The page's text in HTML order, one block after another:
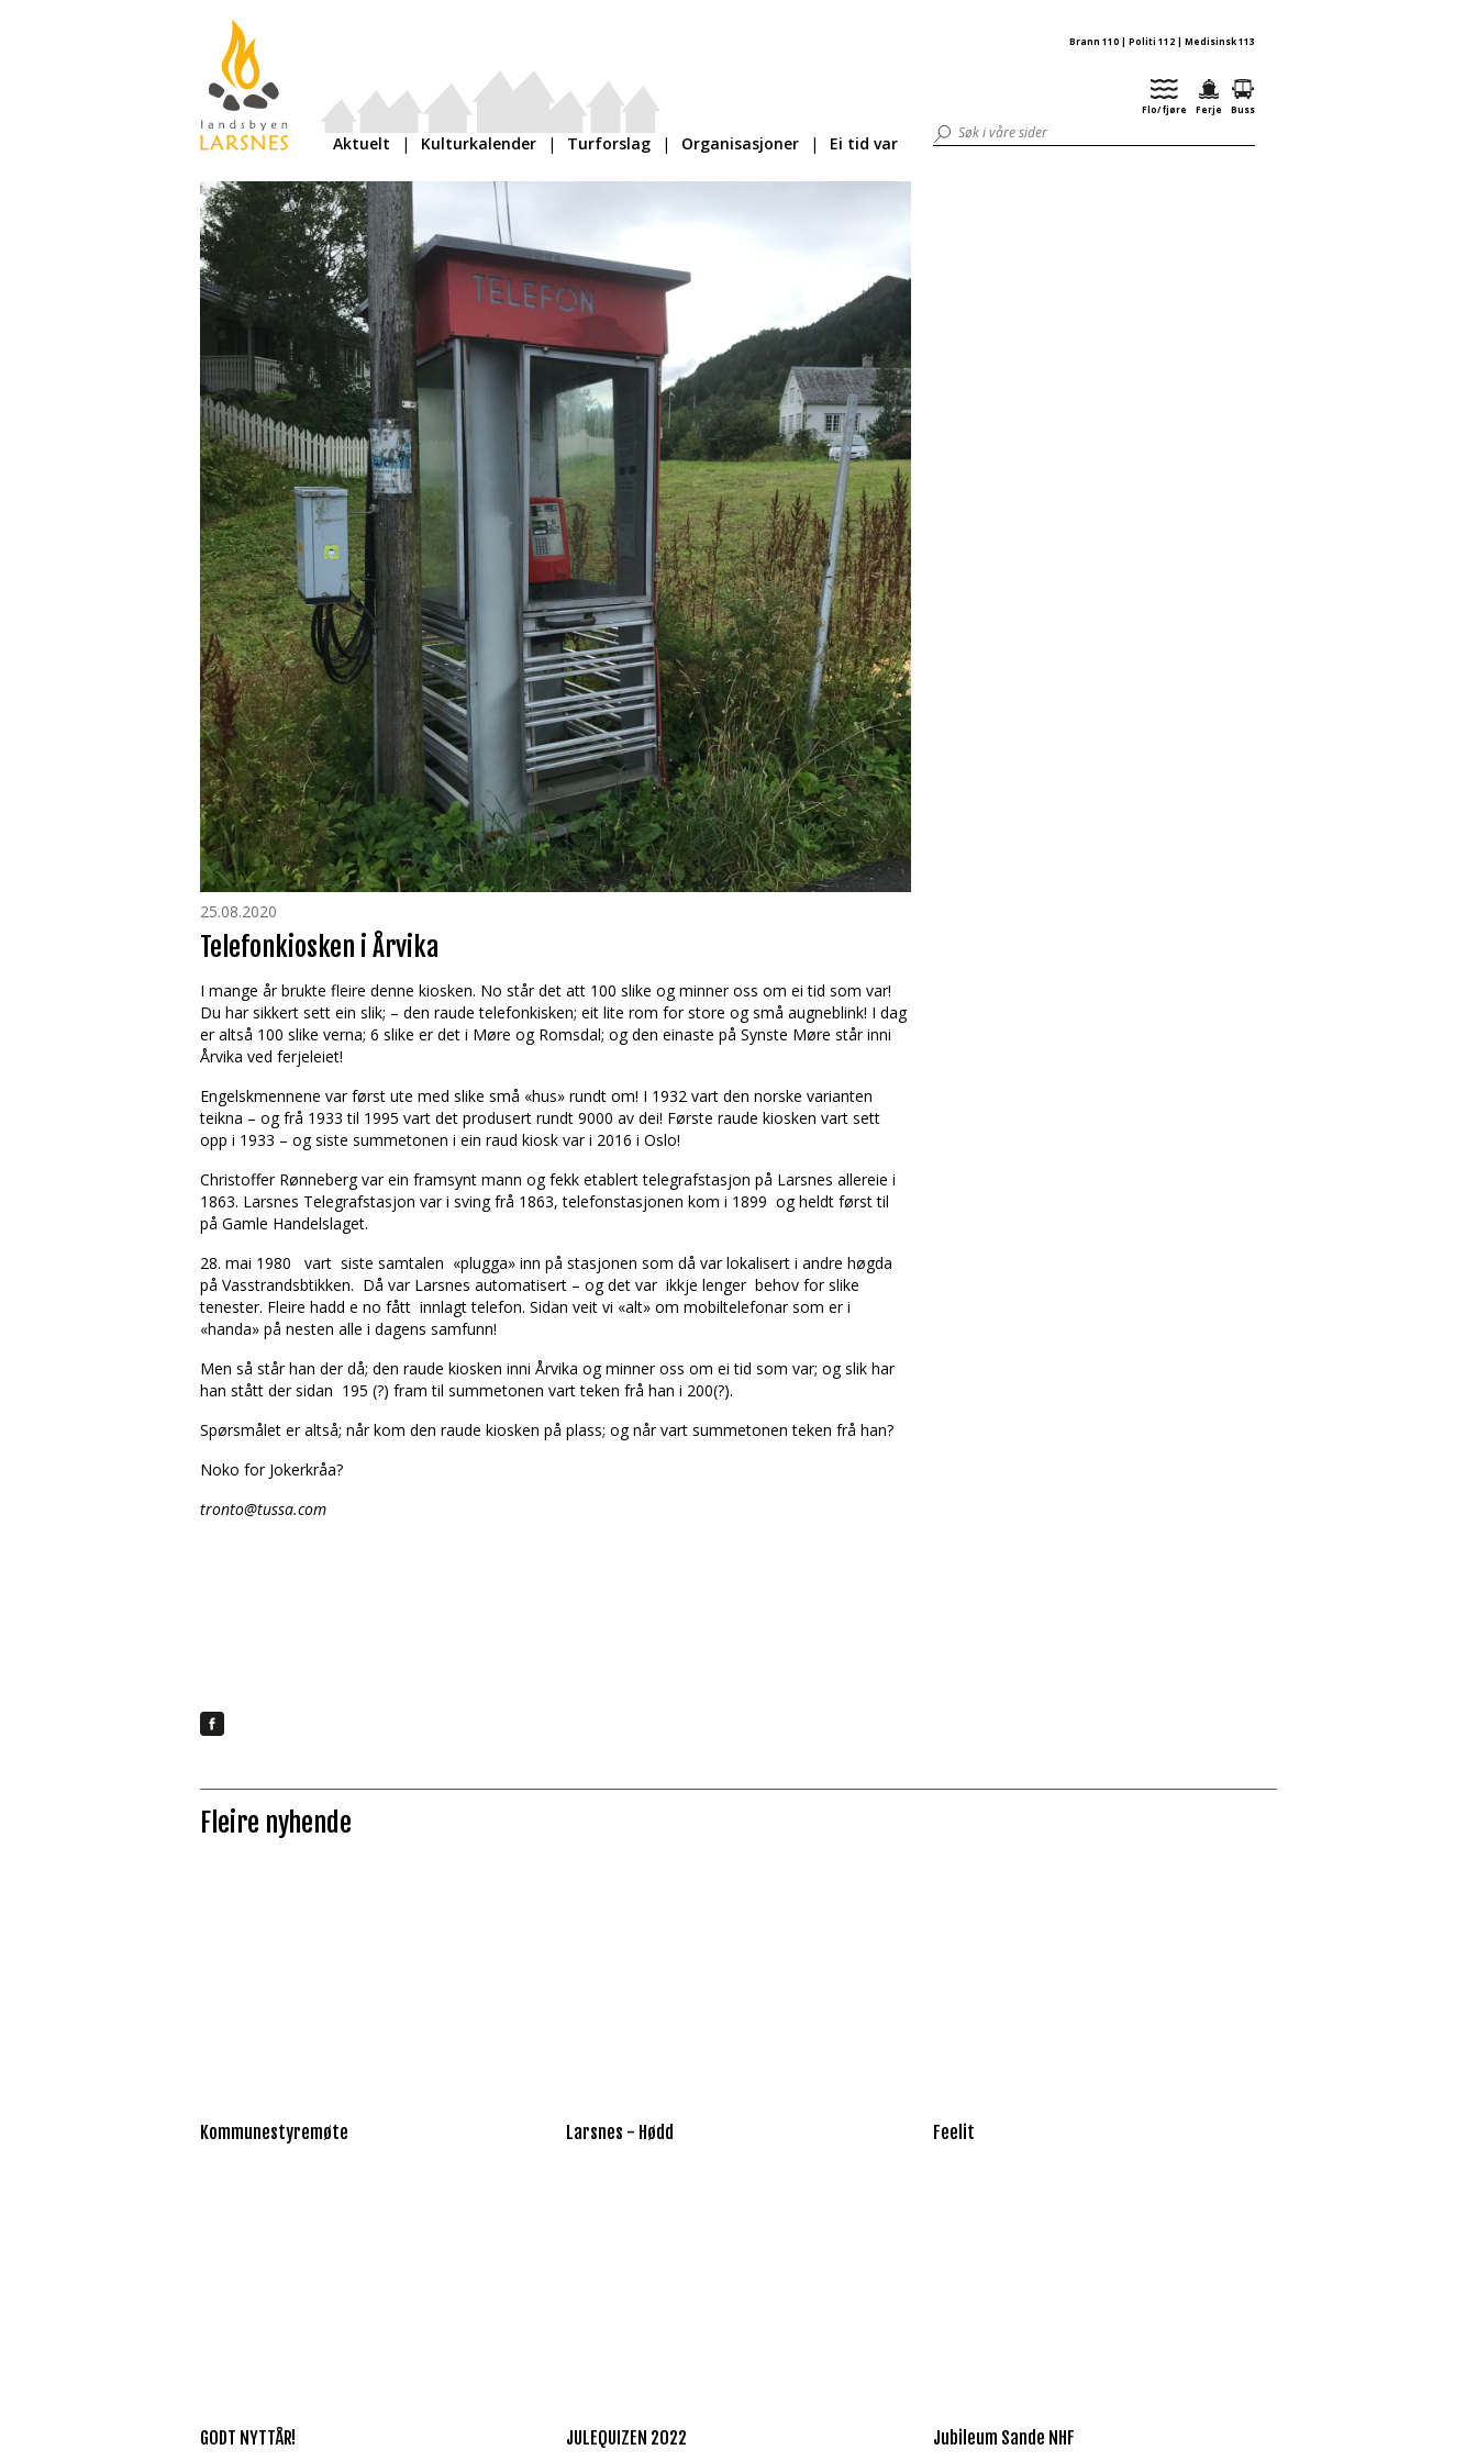
Aktuelt Kulturkalender Turforslag Organisasjoner Ei tid var
Brann 110 | Politi 112 | Medisinsk 113
Flo/ fjøre Ferje Buss
25.08.2020
Telefonkiosken i Årvika
I mange år brukte fleire denne kiosken. No står det att 100 slike og minner oss om ei tid som var!
Du har sikkert sett ein slik; – den raude telefonkisken; eit lite rom for store og små augneblink! I dag
er altså 100 slike verna; 6 slike er det i Møre og Romsdal; og den einaste på Synste Møre står inni
Årvika ved ferjeleiet!
Engelskmennene var først ute med slike små «hus» rundt om! I 1932 vart den norske varianten
teikna – og frå 1933 til 1995 vart det produsert rundt 9000 av dei! Første raude kiosken vart sett
opp i 1933 – og siste summetonen i ein raud kiosk var i 2016 i Oslo!
Christoffer Rønneberg var ein framsynt mann og fekk etablert telegrafstasjon på Larsnes allereie i
1863. Larsnes Telegrafstasjon var i sving frå 1863, telefonstasjonen kom i 1899 og heldt først til
på Gamle Handelslaget.
28. mai 1980 vart siste samtalen «plugga» inn på stasjonen som då var lokalisert i andre høgda
på Vasstrandsbtikken. Då var Larsnes automatisert – og det var ikkje lenger behov for slike
tenester. Fleire hadd e no fått innlagt telefon. Sidan veit vi «alt» om mobiltelefonar som er i
«handa» på nesten alle i dagens samfunn!
Men så står han der då; den raude kiosken inni Årvika og minner oss om ei tid som var; og slik har
han stått der sidan 195 (?) fram til summetonen vart teken frå han i 200(?).
Spørsmålet er altså; når kom den raude kiosken på plass; og når vart summetonen teken frå han?
Noko for Jokerkråa?
tronto@tussa.com
Fleire nyhende
Kommunestyremøte Larsnes - Hødd Feelit
GODT NYTTÅR! JULEQUIZEN 2022 Jubileum Sande NHF